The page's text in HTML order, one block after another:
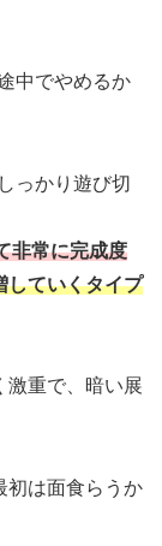
中でやめるか
っかり遊び切
非常に完成度
していくタイプ
激重で、暗い展
初は面食らうか